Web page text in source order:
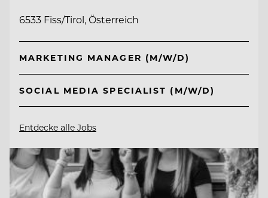
6533 Fiss/Tirol, Österreich
MARKETING MANAGER (M/W/D)
SOCIAL MEDIA SPECIALIST (M/W/D)
Entdecke alle Jobs